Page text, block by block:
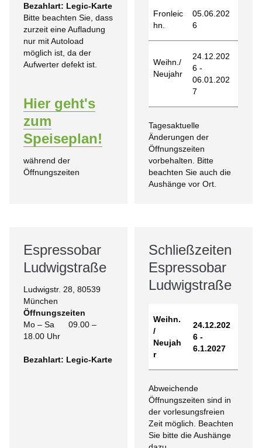
Bezahlart: Legic-Karte
Bitte beachten Sie, dass
zurzeit eine Aufladung
nur mit Autoload
möglich ist, da der
Aufwerter defekt ist.
Hier geht's
zum
Speiseplan!
während der
Öffnungszeiten
Fronleic
hn.
05.06.202
6
Weihn./
Neujahr
24.12.202
6 -
06.01.202
7
Tagesaktuelle
Änderungen der
Öffnungszeiten
vorbehalten. Bitte
beachten Sie auch die
Aushänge vor Ort.
Espressobar
Ludwigstraße
Ludwigstr. 28, 80539
München
Öffnungszeiten
Mo – Sa 09.00 –
18.00 Uhr
Bezahlart: Legic-Karte
Schließzeiten
Espressobar
Ludwigstraße
Weihn.
/
Neujah
r
24.12.202
6 -
6.1.2027
Abweichende
Öffnungszeiten sind in
der vorlesungsfreien
Zeit möglich. Beachten
Sie bitte die Aushänge